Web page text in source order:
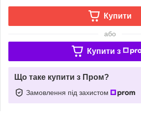
Купити
або
Купити з
Що таке купити з Пром?
Замовлення під захистом